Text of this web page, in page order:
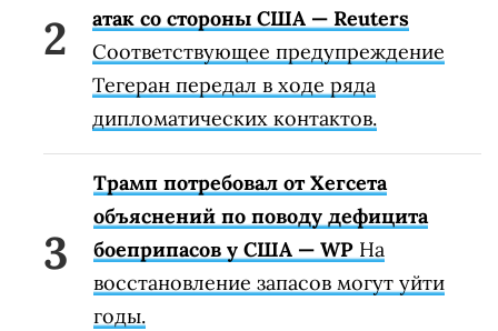
атак со стороны США — Reuters
Соответствующее предупреждение
Тегеран передал в ходе ряда
дипломатических контактов.
Трамп потребовал от Хегсета
объяснений по поводу дефицита
боеприпасов у США — WP На
восстановление запасов могут уйти
годы.